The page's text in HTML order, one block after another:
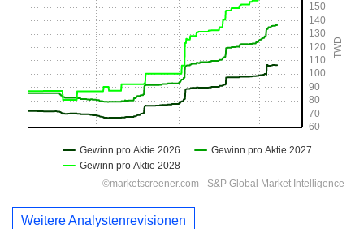
Weitere Analystenrevisionen